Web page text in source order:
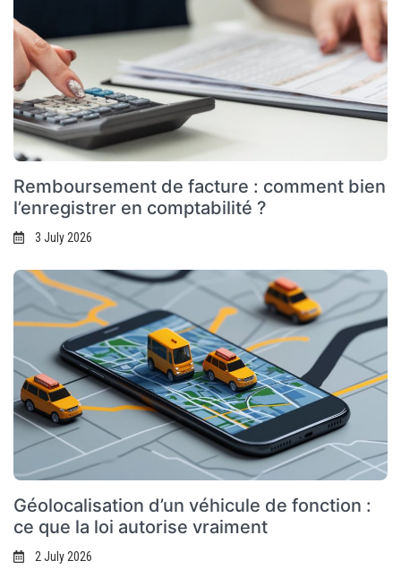
Remboursement de facture : comment bien
l’enregistrer en comptabilité ?
3 July 2026
Géolocalisation d’un véhicule de fonction :
ce que la loi autorise vraiment
2 July 2026